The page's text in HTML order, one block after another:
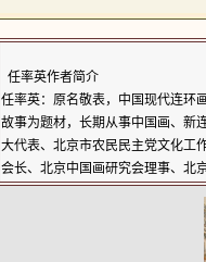
任率英作者简介
任率英：原名敬表，中国现代连环
故事为题材，长期从事中国画、新
大代表、北京市农民民主党文化工
会长、北京中国画研究会理事、北